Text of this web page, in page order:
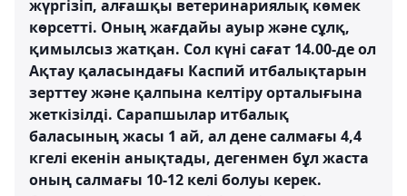
жүргізіп, алғашқы ветеринариялық көмек
көрсетті. Оның жағдайы ауыр және сұлқ,
қимылсыз жатқан. Сол күні сағат 14.00-де ол
Ақтау қаласындағы Каспий итбалықтарын
зерттеу және қалпына келтіру орталығына
жеткізілді. Сарапшылар итбалық
баласының жасы 1 ай, ал дене салмағы 4,4
кгелі екенін анықтады, дегенмен бұл жаста
оның салмағы 10-12 келі болуы керек.